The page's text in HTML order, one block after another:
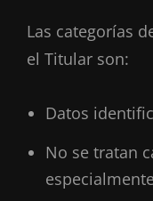
Las categorías
el Titular son:
Datos
No se tratan